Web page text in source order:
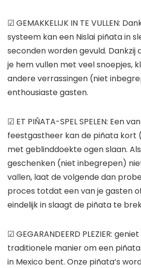
☑ GEMAKKELIJK IN TE VULLEN:
systeem kan een Nislai piñata in
seconden worden gevuld. Dankzij
je hem vullen met veel snoepjes,
andere verrassingen (niet
enthousiaste gasten.
☑ ET PIÑATA-SPEL SPELEN: Een
feestgastheer kan de piñata kort
met geblinddoekte ogen slaan.
geschenken (niet inbegrepen)
vallen, laat de volgende dan
proces totdat een van je gasten
eindelijk in slaagt de piñata te
☑ GEGARANDEERD PLEZIER:
traditionele manier om een
in Mexico bent. Onze piñata’s